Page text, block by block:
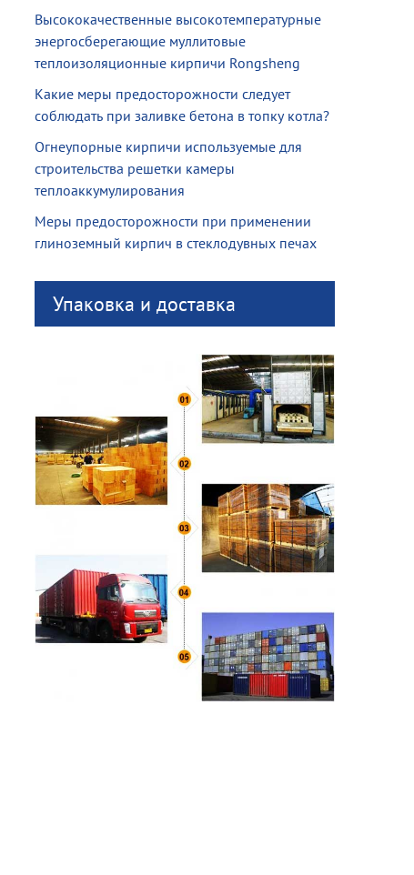
Высококачественные высокотемпературные
энергосберегающие муллитовые
теплоизоляционные кирпичи Rongsheng
Какие меры предосторожности следует
соблюдать при заливке бетона в топку котла?
Огнеупорные кирпичи используемые для
строительства решетки камеры
теплоаккумулирования
Меры предосторожности при применении
глиноземный кирпич в стеклодувных печах
Упаковка и доставка